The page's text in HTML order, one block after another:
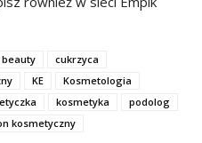
cukrzyca
KE
Kosmetologia
kosmetyka
podolog
kosmetyczny